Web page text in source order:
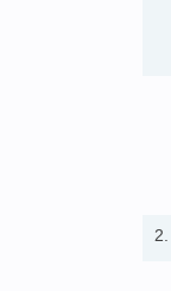
2.